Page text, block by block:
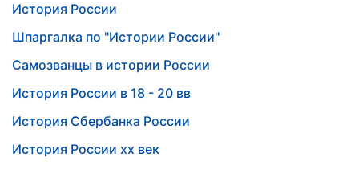
История России
Шпаргалка по "Истории России"
Самозванцы в истории России
История России в 18 - 20 вв
История Сбербанка России
История России хх век